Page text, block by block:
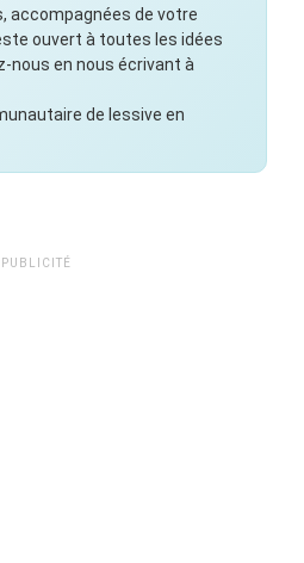
accompagnées de votre
ouvert à toutes les idées
nous en nous écrivant à
de lessive en
PUBLICITÉ